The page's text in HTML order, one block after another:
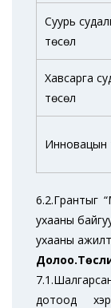
Суурь
төсөл
Хавсарга
төсөл
Инновацын
6.2.Грантыг
ухааны
ухааны
дотоод